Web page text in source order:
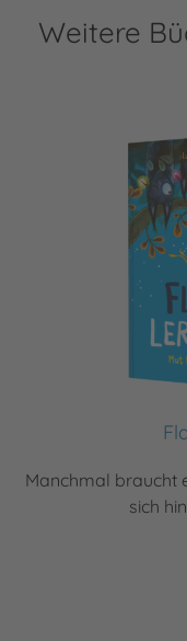
Weitere
Manchmal braucht
sich